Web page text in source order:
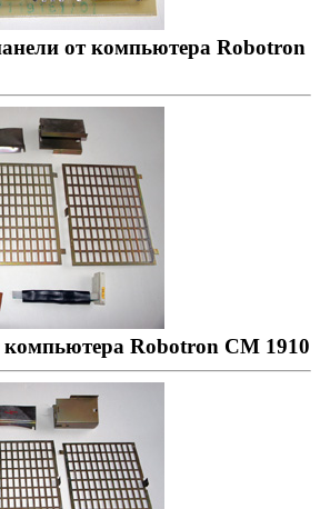
от компьютера Robotron
компьютера Robotron CM 1910